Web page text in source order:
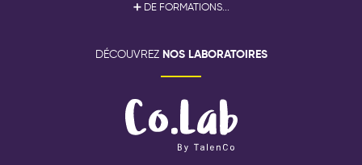
➕ DE FORMATIONS...
DÉCOUVREZ NOS LABORATOIRES